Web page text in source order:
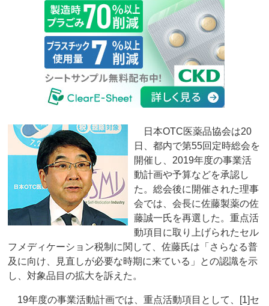
日本OTC医薬品協会は20
日、都内で第55回定時総会を
開催し、2019年度の事業活
動計画や予算などを承認し
た。総会後に開催された理事
会では、会長に佐藤製薬の佐
藤誠一氏を再選した。重点活
動項目に取り上げられたセル
フメディケーション税制に関して、佐藤氏は「さらなる普
及に向け、見直しが必要な時期に来ている」との認識を示
し、対象品目の拡大を訴えた。
19年度の事業活動計画では、重点活動項目として、[1]セ